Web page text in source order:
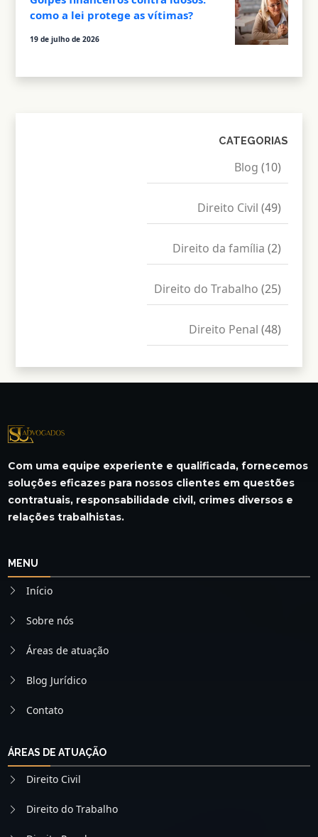
como a lei protege as vítimas?
19 de julho de 2026
CATEGORIAS
Blog (10)
Direito Civil (49)
Direito da família (2)
Direito do Trabalho (25)
Direito Penal (48)
Com uma equipe experiente e qualificada, fornecemos
soluções eficazes para nossos clientes em questões
contratuais, responsabilidade civil, crimes diversos e
relações trabalhistas.
MENU
Início
Sobre nós
Áreas de atuação
Blog Jurídico
Contato
ÁREAS DE ATUAÇÃO
Direito Civil
Direito do Trabalho